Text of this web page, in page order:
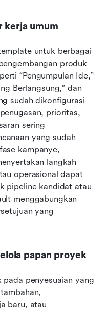
kerja umum
untuk berbagai
produk
“Pengumpulan Ide,”
Berlangsung,” dan
sudah dikonfigurasi
prioritas,
sering
yang sudah
kampanye,
langkah
operasional dapat
pipeline kandidat atau
menggabungkan
yang
papan proyek
penyesuaian yang
baru, atau